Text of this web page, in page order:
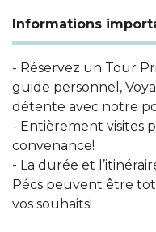
Informations
- Réservez un Tour
guide personnel,
détente avec notre
- Entièrement visites
convenance!
- La durée et
Pécs peuvent être
vos souhaits!